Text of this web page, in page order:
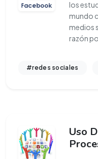
los
mundo
medios
razón
#redes sociales
Uso